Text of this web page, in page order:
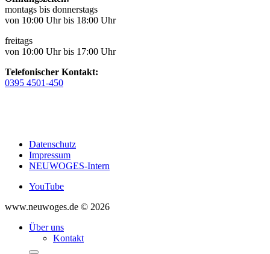
montags bis donnerstags
von 10:00 Uhr bis 18:00 Uhr
freitags
von 10:00 Uhr bis 17:00 Uhr
Telefonischer Kontakt:
0395 4501-450
Datenschutz
Impressum
NEUWOGES-Intern
YouTube
www.neuwoges.de © 2026
Über uns
Kontakt